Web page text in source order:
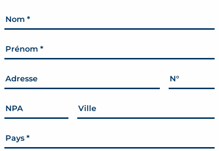
Nom *
Prénom *
Adresse N°
NPA Ville
Pays *